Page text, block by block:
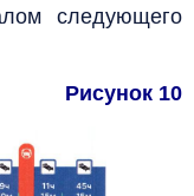
следующего
Рисунок 10